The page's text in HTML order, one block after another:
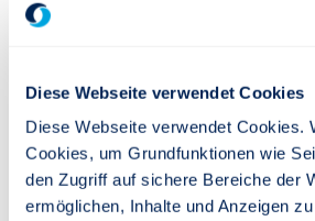
Diese Webseite verwendet Cookies
Diese Webseite verwendet Cookies.
Cookies, um Grundfunktionen wie
den Zugriff auf sichere Bereiche der
ermöglichen, Inhalte und Anzeigen
JETZT
Ihre Daten werden verschlüsselt